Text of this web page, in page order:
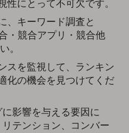
性にとって不可欠です。
、キーワード調査と
・競合アプリ・競合他
。
スを監視して、ランキン
化の機会を見つけてくだ
影響を与える要因に
テンション、コンバー